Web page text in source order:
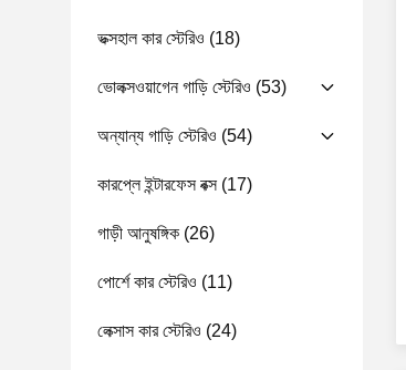
ভক্সহাল কার স্টেরিও (18)
ভোলক্সওয়াগেন গাড়ি স্টেরিও (53)
অন্যান্য গাড়ি স্টেরিও (54)
কারপ্লে ইন্টারফেস বক্স(17)
গাড়ী আনুষঙ্গিক (26)
পোর্শে কার স্টেরিও (11)
লেক্সাস কার স্টেরিও (24)